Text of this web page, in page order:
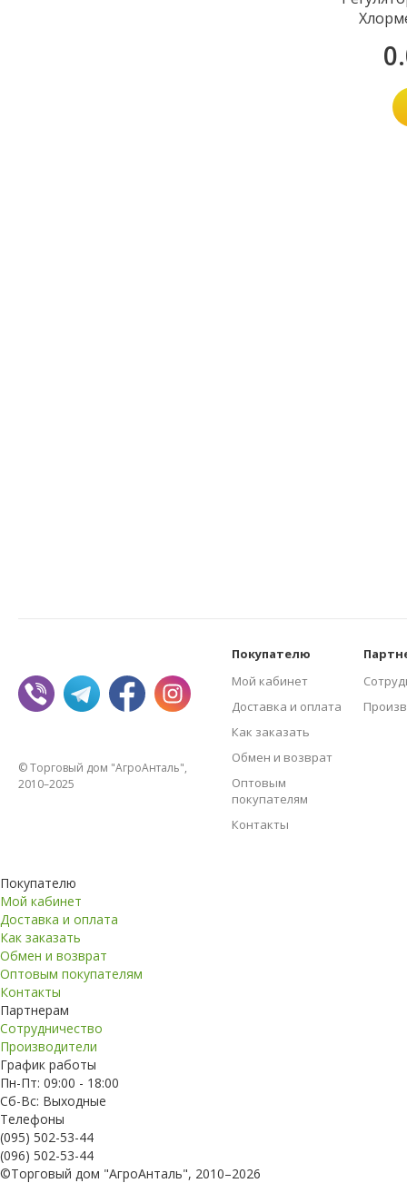
© Торговый дом "АгроАнталь",
2010–2025
Покупателю
Мой кабинет
Доставка и оплата
Как заказать
Обмен и возврат
Оптовым
покупателям
Контакты
Покупателю
Мой кабинет
Доставка и оплата
Как заказать
Обмен и возврат
Оптовым покупателям
Контакты
Партнерам
Сотрудничество
Производители
График работы
Пн-Пт: 09:00 - 18:00
Сб-Вс: Выходные
Телефоны
(095) 502-53-44
(096) 502-53-44
©Торговый дом "АгроАнталь", 2010–2026